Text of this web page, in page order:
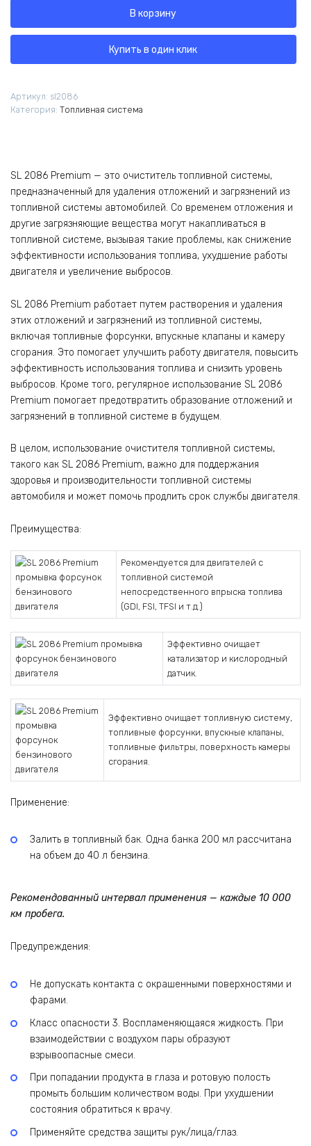
2086
Premium
промывка
форсунок
В корзину
Купить в один клик
Артикул: sl2086
Категория: Топливная система
SL 2086 Premium — это очиститель топливной системы,
предназначенный для удаления отложений и загрязнений из
топливной системы автомобилей. Со временем отложения и
другие загрязняющие вещества могут накапливаться в
топливной системе, вызывая такие проблемы, как снижение
эффективности использования топлива, ухудшение работы
двигателя и увеличение выбросов.
SL 2086 Premium работает путем растворения и удаления
этих отложений и загрязнений из топливной системы,
включая топливные форсунки, впускные клапаны и камеру
сгорания. Это помогает улучшить работу двигателя, повысить
эффективность использования топлива и снизить уровень
выбросов. Кроме того, регулярное использование SL 2086
Premium помогает предотвратить образование отложений и
загрязнений в топливной системе в будущем.
В целом, использование очистителя топливной системы,
такого как SL 2086 Premium, важно для поддержания
здоровья и производительности топливной системы
автомобиля и может помочь продлить срок службы двигателя.
Преимущества:
Рекомендуется для двигателей с
топливной системой
непосредственного впрыска топлива
(GDI, FSI, TFSI и т.д.)
Эффективно очищает
катализатор и кислородный
датчик.
Эффективно очищает топливную систему,
топливные форсунки, впускные клапаны,
топливные фильтры, поверхность камеры
сгорания.
Применение:
Залить в топливный бак. Одна банка 200 мл рассчитана
на объем до 40 л бензина.
Рекомендованный интервал применения — каждые 10 000
км пробега.
Предупреждения:
Не допускать контакта с окрашенными поверхностями и
фарами.
Класс опасности 3. Воспламеняющаяся жидкость. При
взаимодействии с воздухом пары образуют
взрывоопасные смеси.
При попадании продукта в глаза и ротовую полость
промыть большим количеством воды. При ухудшении
состояния обратиться к врачу.
Применяйте средства защиты рук/лица/глаз.